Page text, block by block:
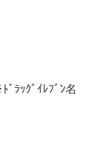
ﾗｯｸﾞｲﾚﾌﾞﾝ名